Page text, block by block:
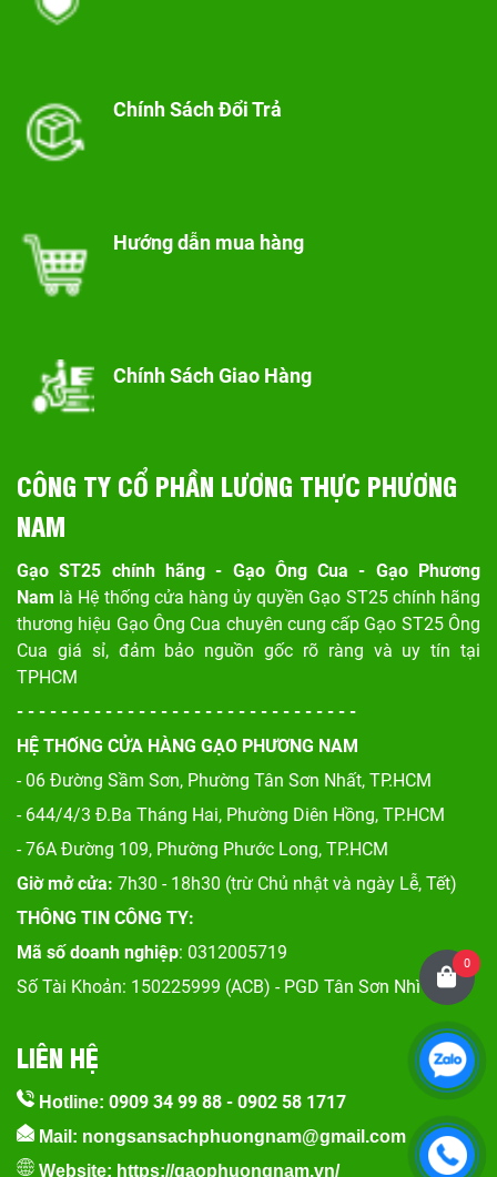
Chính Sách Đổi Trả
Hướng dẫn mua hàng
Chính Sách Giao Hàng
CÔNG TY CỔ PHẦN LƯƠNG THỰC PHƯƠNG
NAM
Gạo ST25 chính hãng - Gạo Ông Cua - Gạo Phương
Nam là Hệ thống cửa hàng ủy quyền Gạo ST25 chính hãng
thương hiệu Gạo Ông Cua chuyên cung cấp Gạo ST25 Ông
Cua giá sỉ, đảm bảo nguồn gốc rõ ràng và uy tín tại
TPHCM
- - - - - - - - - - - - - - - - - - - - - - - - - - - - - - -
HỆ THỐNG CỬA HÀNG GẠO PHƯƠNG NAM
- 06 Đường Sầm Sơn, Phường Tân Sơn Nhất, TP.HCM
- 644/4/3 Đ.Ba Tháng Hai, Phường Diên Hồng, TP.HCM
- 76A Đường 109, Phường Phước Long, TP.HCM
Giờ mở cửa: 7h30 - 18h30 (trừ Chủ nhật và ngày Lễ, Tết)
THÔNG TIN CÔNG TY:
Mã số doanh nghiệp: 0312005719
Số Tài Khoản: 150225999 (ACB) - PGD Tân Sơn Nhì
LIÊN HỆ
Hotline: 0909 34 99 88 - 0902 58 1717
Mail: nongsansachphuongnam@gmail.com
Website: https://gaophuongnam.vn/
0